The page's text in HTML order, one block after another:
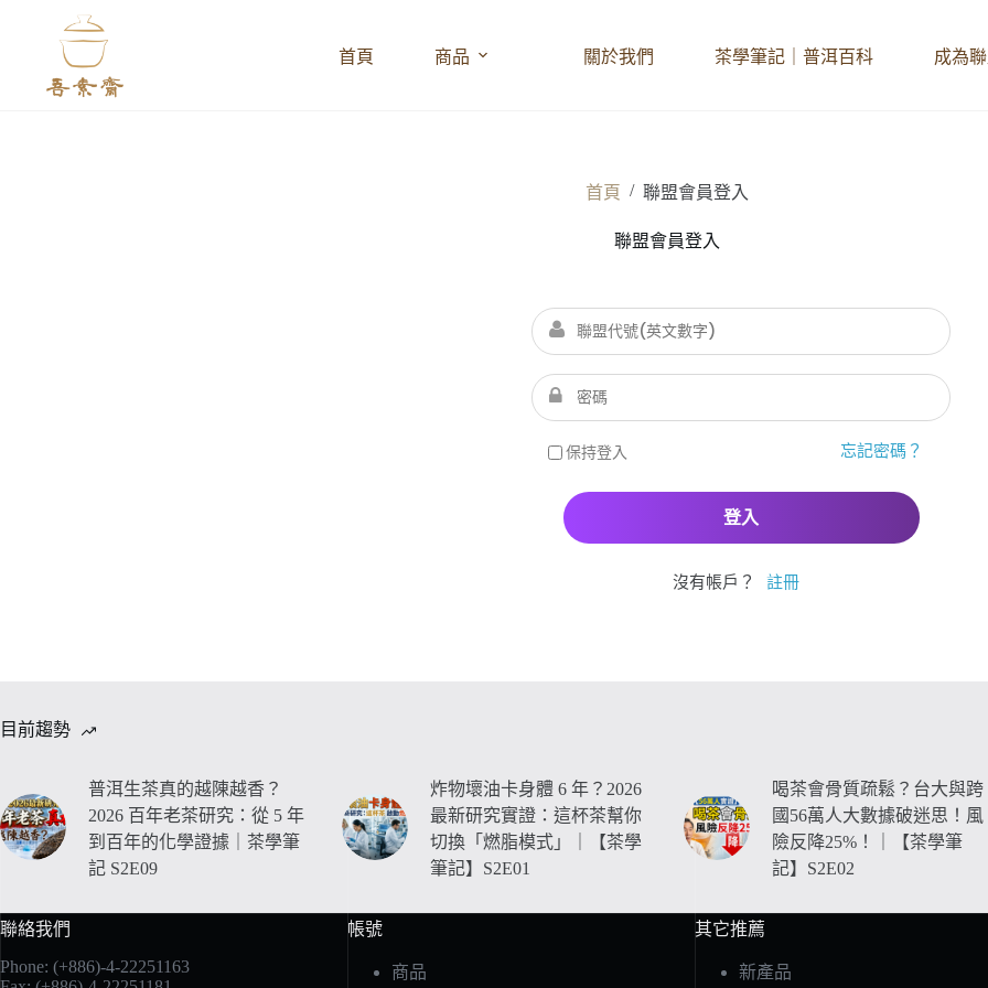
首頁 商品 關於我們 茶學筆記｜普洱百科 成為
首頁 / 聯盟會員登入
聯盟會員登入
保持登入 忘記密碼？
沒有帳戶？ 註冊
目前趨勢
普洱生茶真的越陳越香？
2026 百年老茶研究：從 5 年
到百年的化學證據｜茶學筆
記 S2E09
炸物壞油卡身體 6 年？2026
最新研究實證：這杯茶幫你
切換「燃脂模式」｜【茶學
筆記】S2E01
喝茶會骨質疏鬆？台大與跨
國56萬人大數據破迷思！風
險反降25%！｜【茶學筆
記】S2E02
聯絡我們
Phone: (+886)-4-22251163
帳號
商品
其它推薦
新產品